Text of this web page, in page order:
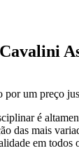
por um preço
é
das mais
em todos